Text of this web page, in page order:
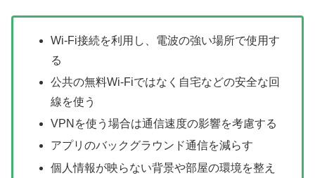
Wi-Fi接続を利用し、電波の強い場所で使用す
る
公共の無料Wi-Fiではなく自宅などの安全な回
線を使う
VPNを使う場合は通信速度の影響を考慮する
アプリのバックグラウンド通信を減らす
個人情報が映らない背景や部屋の環境を整え